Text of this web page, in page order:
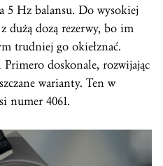
5 Hz balansu. Do wysokiej
dużą dozą rezerwy, bo im
trudniej go okiełznać.
doskonale, rozwijając
warianty. Ten w
numer 4061.